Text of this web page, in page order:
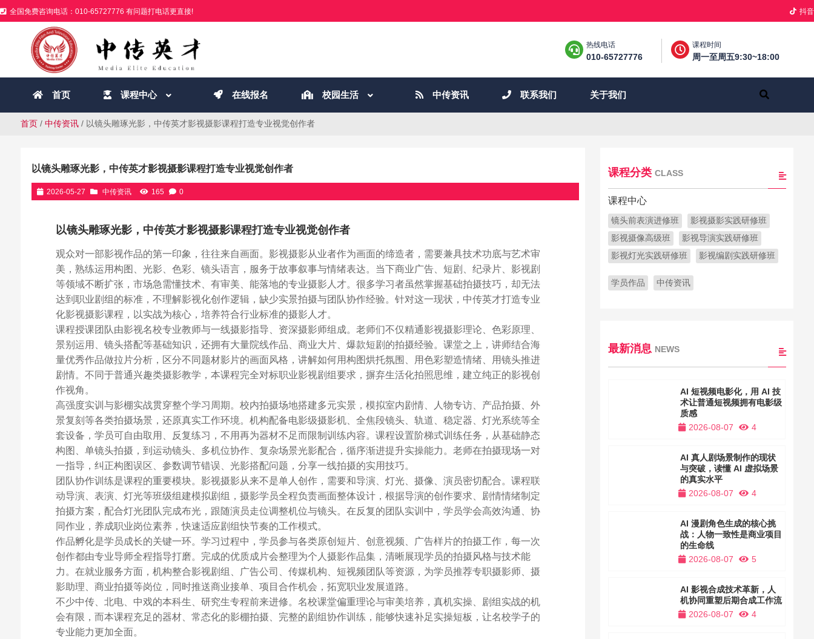
全国免费咨询电话：010-65727776 有问题打电话更直接! 抖音
热线电话
010-65727776
课程时间
周一至周五9:30~18:00
首页 课程中心 在线报名 校园生活 中传资讯 联系我们 关于我们
首页/ 中传资讯/ 以镜头雕琢光影，中传英才影视摄影课程打造专业视觉创作者
以镜头雕琢光影，中传英才影视摄影课程打造专业视觉创作者
2026-05-27 中传资讯 165 0
以镜头雕琢光影，中传英才影视摄影课程打造专业视觉创作者
观众对一部影视作品的第一印象，往往来自画面。影视摄影从业者作为画面的缔造者，需要兼具技术功底与艺术审
美，熟练运用构图、光影、色彩、镜头语言，服务于故事叙事与情绪表达。当下商业广告、短剧、纪录片、影视剧
等领域不断扩张，市场急需懂技术、有审美、能落地的专业摄影人才。很多学习者虽然掌握基础拍摄技巧，却无法
达到职业剧组的标准，不理解影视化创作逻辑，缺少实景拍摄与团队协作经验。针对这一现状，中传英才打造专业
化影视摄影课程，以实战为核心，培养符合行业标准的摄影人才。
课程授课团队由影视名校专业教师与一线摄影指导、资深摄影师组成。老师们不仅精通影视摄影理论、色彩原理、
景别运用、镜头搭配等基础知识，还拥有大量院线作品、商业大片、爆款短剧的拍摄经验。课堂之上，讲师结合海
量优秀作品做拉片分析，区分不同题材影片的画面风格，讲解如何用构图烘托氛围、用色彩塑造情绪、用镜头推进
剧情。不同于普通兴趣类摄影教学，本课程完全对标职业影视剧组要求，摒弃生活化拍照思维，建立纯正的影视创
作视角。
高强度实训与影棚实战贯穿整个学习周期。校内拍摄场地搭建多元实景，模拟室内剧情、人物专访、产品拍摄、外
景复刻等各类拍摄场景，还原真实工作环境。机构配备电影级摄影机、全焦段镜头、轨道、稳定器、灯光系统等全
套设备，学员可自由取用、反复练习，不用再为器材不足而限制训练内容。课程设置阶梯式训练任务，从基础静态
构图、单镜头拍摄，到运动镜头、多机位协作、复杂场景光影配合，循序渐进提升实操能力。老师在拍摄现场一对
一指导，纠正构图误区、参数调节错误、光影搭配问题，分享一线拍摄的实用技巧。
团队协作训练是课程的重要模块。影视摄影从来不是单人创作，需要和导演、灯光、摄像、演员密切配合。课程联
动导演、表演、灯光等班级组建模拟剧组，摄影学员全程负责画面整体设计，根据导演的创作要求、剧情情绪制定
拍摄方案，配合灯光团队完成布光，跟随演员走位调整机位与镜头。在反复的团队实训中，学员学会高效沟通、协
同作业，养成职业岗位素养，快速适应剧组快节奏的工作模式。
作品孵化是学员成长的关键一环。学习过程中，学员参与各类原创短片、创意视频、广告样片的拍摄工作，每一次
创作都由专业导师全程指导打磨。完成的优质成片会整理为个人摄影作品集，清晰展现学员的拍摄风格与技术能
力。在就业服务方面，机构整合影视剧组、广告公司、传媒机构、短视频团队等资源，为学员推荐专职摄影师、摄
影助理、商业拍摄等岗位，同时推送商业接单、项目合作机会，拓宽职业发展道路。
不少中传、北电、中戏的本科生、研究生专程前来进修。名校课堂偏重理论与审美培养，真机实操、剧组实战的机
会有限，而本课程充足的器材、常态化的影棚拍摄、完整的剧组协作训练，能够快速补足实操短板，让名校学子的
专业能力更加全面。
课程分类 CLASS
课程中心
镜头前表演进修班
影视摄影实践研修班
影视摄像高级班
影视导演实践研修班
影视灯光实践研修班
影视编剧实践研修班
学员作品 中传资讯
最新消息 NEWS
AI 短视频电影化，用 AI 技
术让普通短视频拥有电影级
质感
2026-08-07
4
AI 真人剧场景制作的现状
与突破，读懂 AI 虚拟场景
的真实水平
2026-08-07
4
AI 漫剧角色生成的核心挑
战：人物一致性是商业项目
的生命线
2026-08-07
5
AI 影视合成技术革新，人
机协同重塑后期合成工作流
2026-08-07
4